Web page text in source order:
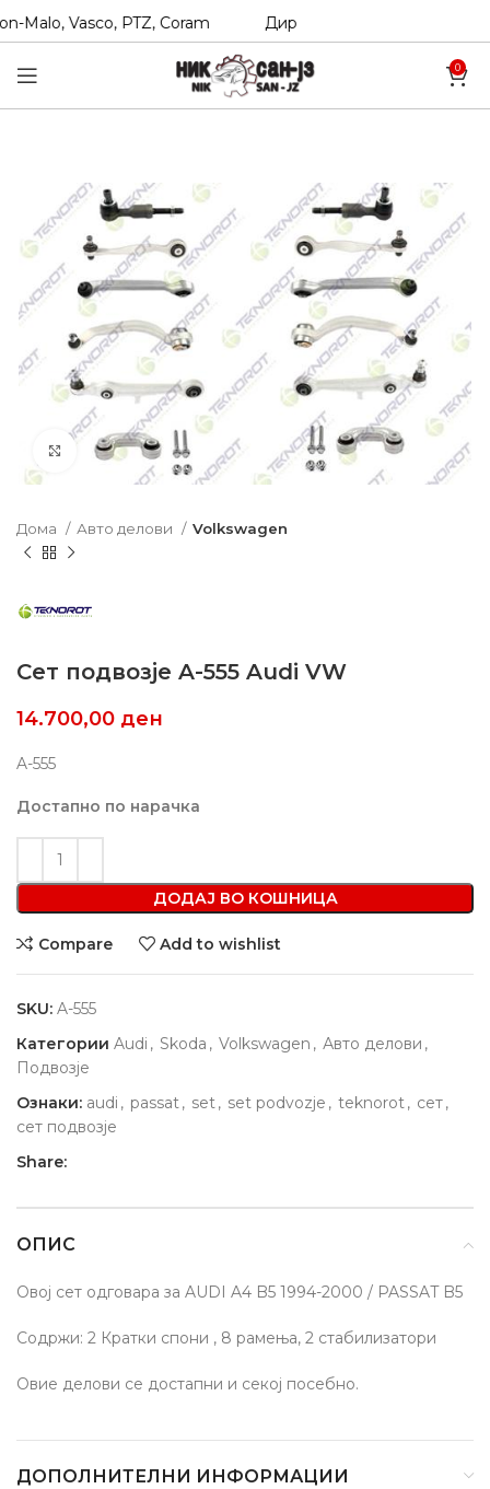
Vasco, PTZ, Coram Директни увозници на
0
Click to enlarge
Дома Авто делови Volkswagen
Сет подвозје A-555 Audi VW
14.700,00 ден
A-555
Достапно по нарачка
ДОДАЈ ВО КОШНИЦА
Compare Add to wishlist
SKU: A-555
Категории Audi , Skoda , Volkswagen , Авто делови ,
Подвозје
Ознаки: audi , passat, set, set podvozje , teknorot, сет,
сет подвозје
Share:
ОПИС
Овој сет одговара за AUDI A4 B5 1994-2000 / PASSAT B5
Содржи: 2 Кратки спони , 8 рамења, 2 стабилизатори
Овие делови се достапни и секој посебно.
ДОПОЛНИТЕЛНИ ИНФОРМАЦИИ